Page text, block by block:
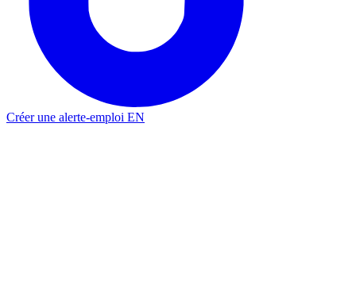
Créer une alerte-emploi EN